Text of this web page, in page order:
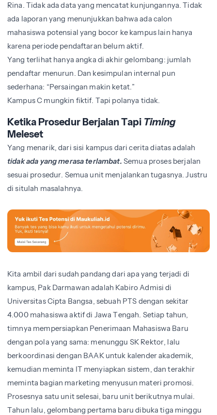
Rina. Tidak ada data yang mencatat kunjungannya. Tidak
ada laporan yang menunjukkan bahwa ada calon
mahasiswa potensial yang bocor ke kampus lain hanya
karena periode pendaftaran belum aktif.
Yang terlihat hanya angka di akhir gelombang: jumlah
pendaftar menurun. Dan kesimpulan internal pun
sederhana: “Persaingan makin ketat.”
Kampus C mungkin fiktif. Tapi polanya tidak.
Ketika Prosedur Berjalan Tapi Timing
Meleset
Yang menarik, dari sisi kampus dari cerita diatas adalah
tidak ada yang merasa terlambat. Semua proses berjalan
sesuai prosedur. Semua unit menjalankan tugasnya. Justru
di situlah masalahnya.
Kita ambil dari sudah pandang dari apa yang terjadi di
kampus, Pak Darmawan adalah Kabiro Admisi di
Universitas Cipta Bangsa, sebuah PTS dengan sekitar
4.000 mahasiswa aktif di Jawa Tengah. Setiap tahun,
timnya mempersiapkan Penerimaan Mahasiswa Baru
dengan pola yang sama: menunggu SK Rektor, lalu
berkoordinasi dengan BAAK untuk kalender akademik,
kemudian meminta IT menyiapkan sistem, dan terakhir
meminta bagian marketing menyusun materi promosi.
Prosesnya satu unit selesai, baru unit berikutnya mulai.
Tahun lalu, gelombang pertama baru dibuka tiga minggu